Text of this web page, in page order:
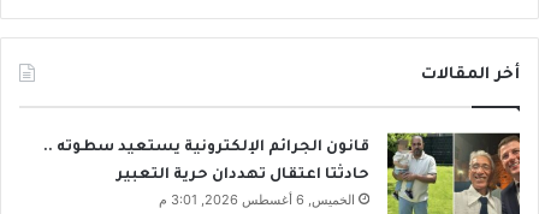
أخر المقالات
قانون الجرائم الإلكترونية يستعيد سطوته ..
حادثتا اعتقال تهددان حرية التعبير
الخميس, 6 أغسطس 2026, 3:01 م